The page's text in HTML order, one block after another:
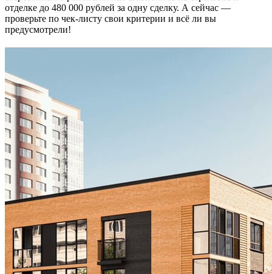
отделке до 480 000 рублей за одну сделку. А сейчас —
проверьте по чек-листу свои критерии и всё ли вы
предусмотрели!